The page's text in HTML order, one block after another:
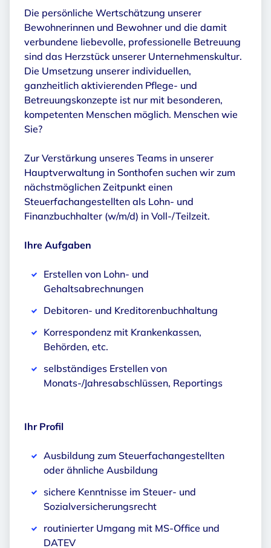
Die persönliche Wertschätzung unserer
Bewohnerinnen und Bewohner und die damit
verbundene liebevolle, professionelle Betreuung
sind das Herzstück unserer Unternehmenskultur.
Die Umsetzung unserer individuellen,
ganzheitlich aktivierenden Pflege- und
Betreuungskonzepte ist nur mit besonderen,
kompetenten Menschen möglich. Menschen wie
Sie?
Zur Verstärkung unseres Teams in unserer
Hauptverwaltung in Sonthofen suchen wir zum
nächstmöglichen Zeitpunkt einen
Steuerfachangestellten als Lohn- und
Finanzbuchhalter (w/m/d) in Voll-/Teilzeit.
Ihre Aufgaben
Erstellen von Lohn- und
Gehaltsabrechnungen
Debitoren- und Kreditorenbuchhaltung
Korrespondenz mit Krankenkassen,
Behörden, etc.
selbständiges Erstellen von
Monats-/Jahresabschlüssen, Reportings
Ihr Profil
Ausbildung zum Steuerfachangestellten
oder ähnliche Ausbildung
sichere Kenntnisse im Steuer- und
Sozialversicherungsrecht
routinierter Umgang mit MS-Office und
DATEV